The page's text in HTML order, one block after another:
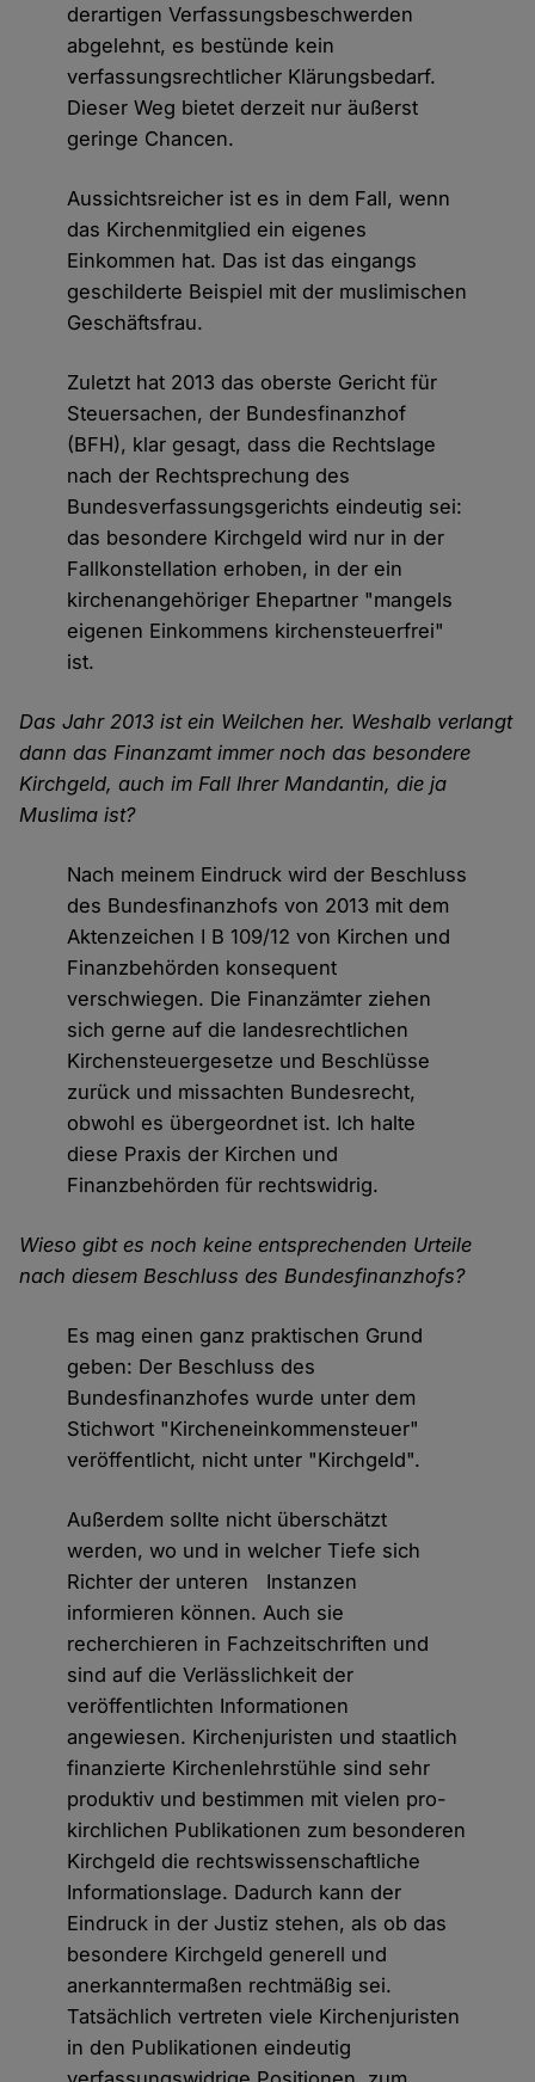
derartigen Verfassungsbeschwerden
abgelehnt, es bestünde kein
verfassungsrechtlicher Klärungsbedarf.
Dieser Weg bietet derzeit nur äußerst
geringe Chancen.
Aussichtsreicher ist es in dem Fall, wenn
das Kirchenmitglied ein eigenes
Einkommen hat. Das ist das eingangs
geschilderte Beispiel mit der muslimischen
Geschäftsfrau.
Zuletzt hat 2013 das oberste Gericht für
Steuersachen, der Bundesfinanzhof
(BFH), klar gesagt, dass die Rechtslage
nach der Rechtsprechung des
Bundesverfassungsgerichts eindeutig sei:
das besondere Kirchgeld wird nur in der
Fallkonstellation erhoben, in der ein
kirchenangehöriger Ehepartner "mangels
eigenen Einkommens kirchensteuerfrei"
ist.
Das Jahr 2013 ist ein Weilchen her. Weshalb verlangt
dann das Finanzamt immer noch das besondere
Kirchgeld, auch im Fall Ihrer Mandantin, die ja
Muslima ist?
Nach meinem Eindruck wird der Beschluss
des Bundesfinanzhofs von 2013 mit dem
Aktenzeichen I B 109/12 von Kirchen und
Finanzbehörden konsequent
verschwiegen. Die Finanzämter ziehen
sich gerne auf die landesrechtlichen
Kirchensteuergesetze und Beschlüsse
zurück und missachten Bundesrecht,
obwohl es übergeordnet ist. Ich halte
diese Praxis der Kirchen und
Finanzbehörden für rechtswidrig.
Wieso gibt es noch keine entsprechenden Urteile
nach diesem Beschluss des Bundesfinanzhofs?
Es mag einen ganz praktischen Grund
geben: Der Beschluss des
Bundesfinanzhofes wurde unter dem
Stichwort "Kircheneinkommensteuer"
veröffentlicht, nicht unter "Kirchgeld".
Außerdem sollte nicht überschätzt
werden, wo und in welcher Tiefe sich
Richter der unteren Instanzen
informieren können. Auch sie
recherchieren in Fachzeitschriften und
sind auf die Verlässlichkeit der
veröffentlichten Informationen
angewiesen. Kirchenjuristen und staatlich
finanzierte Kirchenlehrstühle sind sehr
produktiv und bestimmen mit vielen pro-
kirchlichen Publikationen zum besonderen
Kirchgeld die rechtswissenschaftliche
Informationslage. Dadurch kann der
Eindruck in der Justiz stehen, als ob das
besondere Kirchgeld generell und
anerkanntermaßen rechtmäßig sei.
Tatsächlich vertreten viele Kirchenjuristen
in den Publikationen eindeutig